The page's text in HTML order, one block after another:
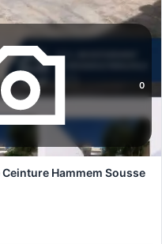
0
Hammem Sousse